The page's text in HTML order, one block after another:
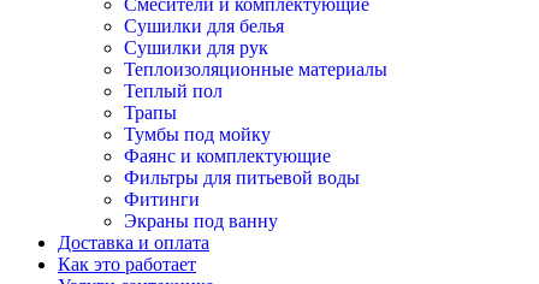
Смесители и комплектующие
Сушилки для белья
Сушилки для рук
Теплоизоляционные материалы
Теплый пол
Трапы
Тумбы под мойку
Фаянс и комплектующие
Фильтры для питьевой воды
Фитинги
Экраны под ванну
Доставка и оплата
Как это работает